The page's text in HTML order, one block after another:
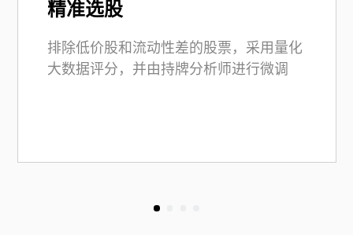
精准选股
排除低价股和流动性差的股票，采用量化
大数据评分，并由持牌分析师进行微调